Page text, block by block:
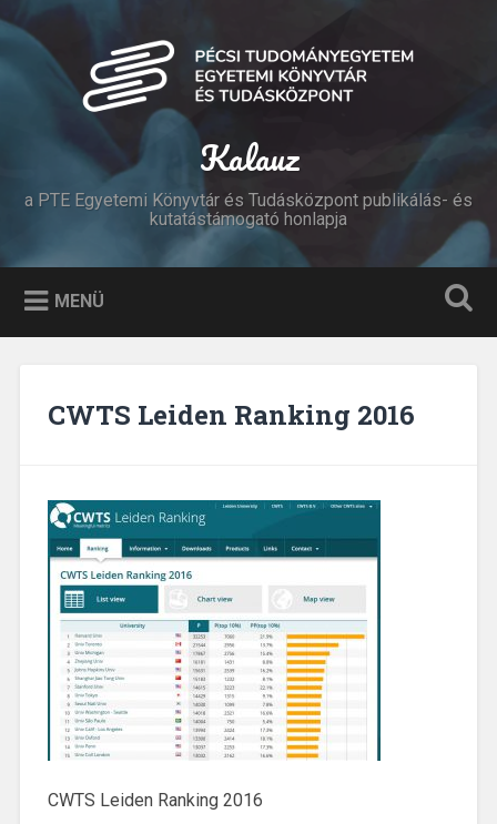
Tovább
tartalomhoz
Keresés
Kalauz
a PTE Egyetemi Könyvtár és Tudásközpont publikálás- és
kutatástámogató honlapja
MENÜ
CWTS Leiden Ranking 2016
CWTS Leiden Ranking 2016